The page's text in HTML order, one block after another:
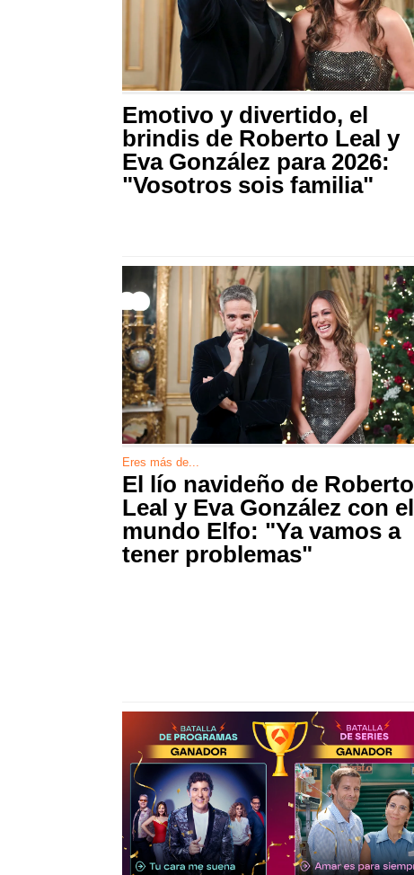
Emotivo y divertido, el
brindis de Roberto Leal y
Eva González para 2026:
"Vosotros sois familia"
Eres más de...
El lío navideño de Roberto
Leal y Eva González con el
mundo Elfo: "Ya vamos a
tener problemas"